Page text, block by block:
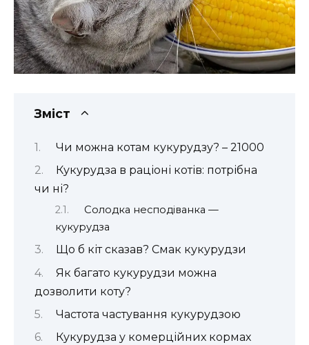
Зміст
Чи можна котам кукурудзу? – 21000
Кукурудза в раціоні котів: потрібна
чи ні?
Солодка несподіванка —
кукурудза
Що б кіт сказав? Смак кукурудзи
Як багато кукурудзи можна
дозволити коту?
Частота частування кукурудзою
Кукурудза у комерційних кормах